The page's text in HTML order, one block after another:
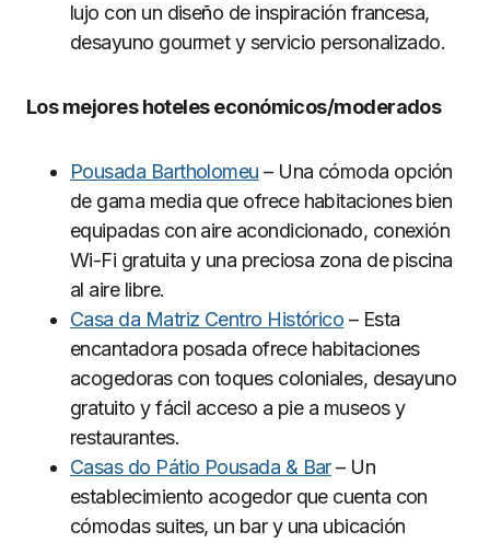
lujo con un diseño de inspiración francesa,
desayuno gourmet y servicio personalizado.
Los mejores hoteles económicos/moderados
Pousada Bartholomeu – Una cómoda opción
de gama media que ofrece habitaciones bien
equipadas con aire acondicionado, conexión
Wi-Fi gratuita y una preciosa zona de piscina
al aire libre.
Casa da Matriz Centro Histórico – Esta
encantadora posada ofrece habitaciones
acogedoras con toques coloniales, desayuno
gratuito y fácil acceso a pie a museos y
restaurantes.
Casas do Pátio Pousada & Bar– Un
establecimiento acogedor que cuenta con
cómodas suites, un bar y una ubicación